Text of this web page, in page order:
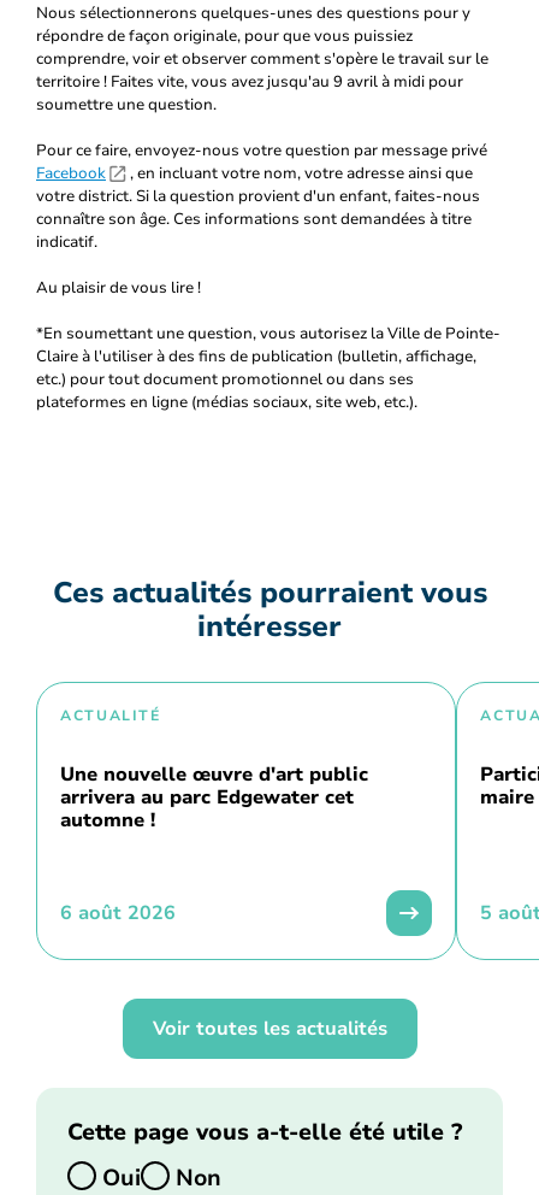
Nous sélectionnerons quelques-unes des questions pour y
répondre de façon originale, pour que vous puissiez
comprendre, voir et observer comment s'opère le travail sur le
territoire ! Faites vite, vous avez jusqu'au 9 avril à midi pour
soumettre une question.
Pour ce faire, envoyez-nous votre question par message privé
Facebook
, en incluant votre nom, votre adresse ainsi que
votre district. Si la question provient d'un enfant, faites-nous
connaître son âge. Ces informations sont demandées à titre
indicatif.
Au plaisir de vous lire !
*En soumettant une question, vous autorisez la Ville de Pointe-
Claire à l'utiliser à des fins de publication (bulletin, affichage,
etc.) pour tout document promotionnel ou dans ses
plateformes en ligne (médias sociaux, site web, etc.).
Ces actualités pourraient vous
intéresser
ACTUALITÉ
Une nouvelle œuvre d'art public
arrivera au parc Edgewater cet
automne !
6 août 2026
maire
5
Voir toutes les actualités
Cette page vous a-t-elle été utile ?
Oui
Non